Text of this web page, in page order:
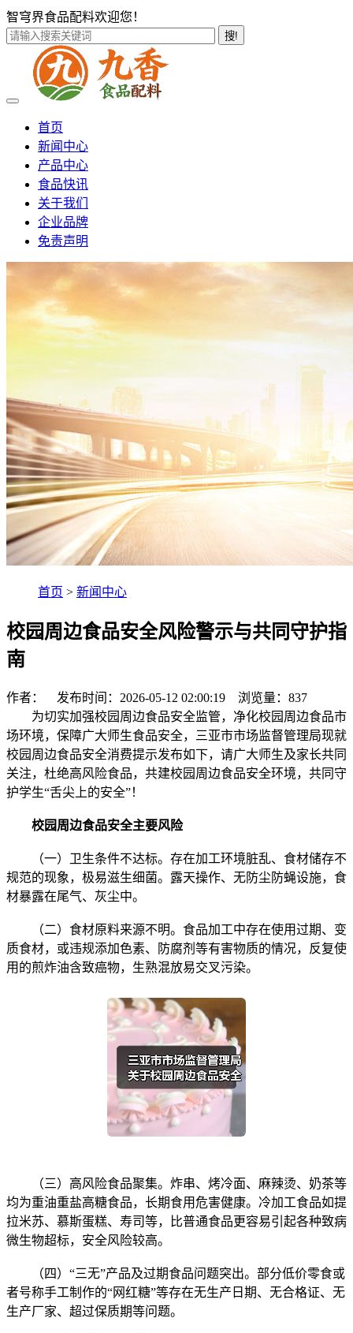
智穹界食品配料欢迎您！
搜!
首页
新闻中心
产品中心
食品快讯
关于我们
企业品牌
免责声明
首页 > 新闻中心
校园周边食品安全风险警示与共同守护指
南
作者： 发布时间：2026-05-12 02:00:19 浏览量： 837
为切实加强校园周边食品安全监管，净化校园周边食品市
场环境，保障广大师生食品安全，三亚市市场监督管理局现就
校园周边食品安全消费提示发布如下，请广大师生及家长共同
关注，杜绝高风险食品，共建校园周边食品安全环境，共同守
护学生“舌尖上的安全”！
校园周边食品安全主要风险
（一）卫生条件不达标。存在加工环境脏乱、食材储存不
规范的现象，极易滋生细菌。露天操作、无防尘防蝇设施，食
材暴露在尾气、灰尘中。
（二）食材原料来源不明。食品加工中存在使用过期、变
质食材，或违规添加色素、防腐剂等有害物质的情况，反复使
用的煎炸油含致癌物，生熟混放易交叉污染。
（三）高风险食品聚集。炸串、烤冷面、麻辣烫、奶茶等
均为重油重盐高糖食品，长期食用危害健康。冷加工食品如提
拉米苏、慕斯蛋糕、寿司等，比普通食品更容易引起各种致病
微生物超标，安全风险较高。
（四）“三无”产品及过期食品问题突出。部分低价零食或
者号称手工制作的“网红糖”等存在无生产日期、无合格证、无
生产厂家、超过保质期等问题。